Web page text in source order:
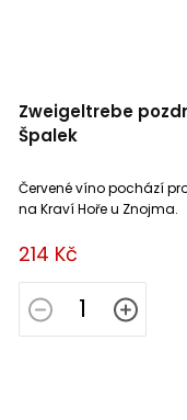
Zweigeltrebe
Špalek
214 Kč
Červené víno pochází
na Kraví Hoře u Znojma.